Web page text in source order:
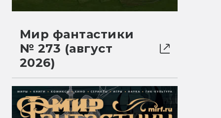
Мир фантастики
№ 273 (август
2026)